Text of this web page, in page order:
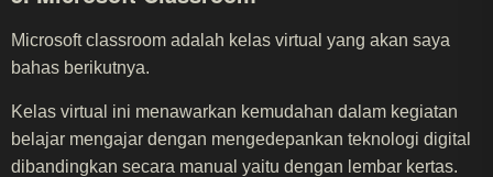
Microsoft classroom adalah kelas virtual yang akan saya
bahas berikutnya.
Kelas virtual ini menawarkan kemudahan dalam kegiatan
belajar mengajar dengan mengedepankan teknologi digital
dibandingkan secara manual yaitu dengan lembar kertas.